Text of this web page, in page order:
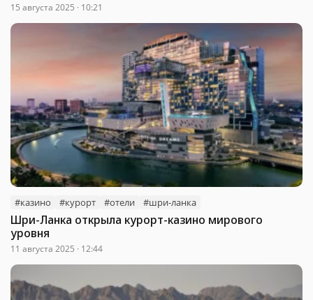
15 августа 2025 · 10:21
#казино #курорт #отели #шри-ланка
Шри-Ланка открыла курорт-казино мирового
уровня
11 августа 2025 · 12:44